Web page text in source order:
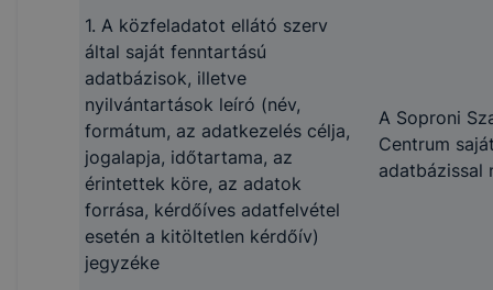
1. A közfeladatot ellátó szerv
által saját fenntartású
adatbázisok, illetve
nyilvántartások leíró (név,
formátum, az adatkezelés célja,
jogalapja, időtartama, az
érintettek köre, az adatok
forrása, kérdőíves adatfelvétel
esetén a kitöltetlen kérdőív)
jegyzéke
A Soproni
Centrum
adatbázissal